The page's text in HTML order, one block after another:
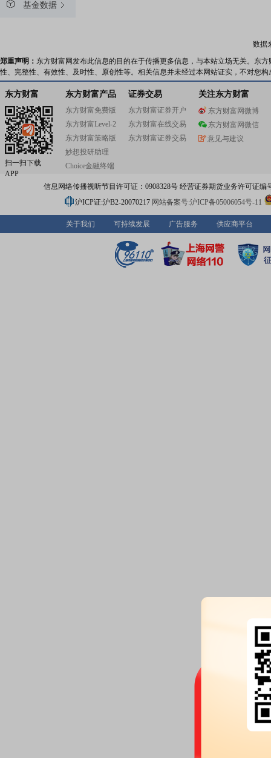
基金数据
数据
郑重声明： 东方财富网发布此信息的目的在于传播更多信息，与本站立场无关。东
性、完整性、有效性、及时性、原创性等。相关信息并未经过本网站证实，不对您
东方财富
扫一扫下载
APP
东方财富产品
东方财富免费版
东方财富Level-2
东方财富策略版
妙想投研助理
Choice金融终端
证券交易
东方财富证券开户
东方财富在线交易
东方财富证券交易
关注东方财富
东方财富网微博
东方财富网微信
意见与建议
信息网络传播视听节目许可证：0908328号 经营证券期货业务许可证编
沪ICP证:沪B2-20070217 网站备案号:沪ICP备05006054号-11
关于我们 可持续发展 广告服务 供应商平台